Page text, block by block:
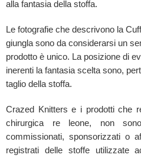
alla fantasia della stoffa.
Le fotografie che descrivono la
giungla sono da considerarsi un
prodotto è unico. La posizione di
inerenti la fantasia scelta sono,
taglio della stoffa.
Crazed Knitters e i prodotti che
chirurgica re leone, non
commissionati, sponsorizzati o
registrati delle stoffe utilizzate